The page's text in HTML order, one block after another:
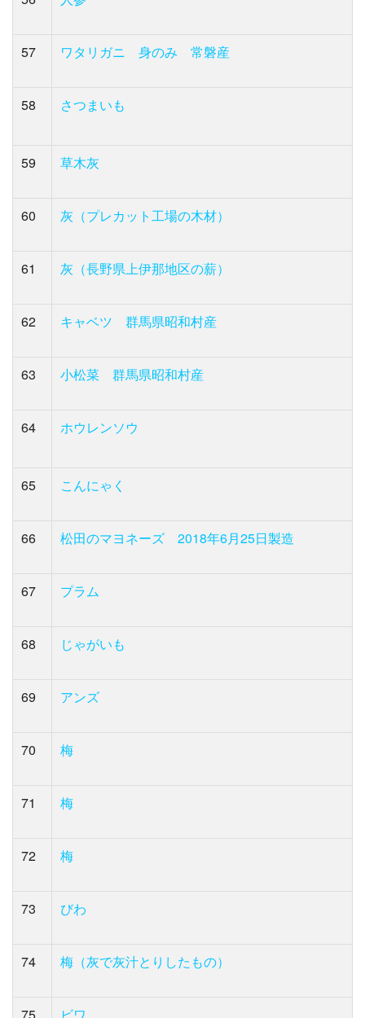
57 ワタリガニ 身のみ 常磐産
58 さつまいも
59 草木灰
60 灰（プレカット工場の木材）
61 灰（長野県上伊那地区の薪）
62 キャベツ 群馬県昭和村産
63 小松菜 群馬県昭和村産
64 ホウレンソウ
65 こんにゃく
66 松田のマヨネーズ 2018年6月25日製造
67 プラム
68 じゃがいも
69 アンズ
70 梅
71 梅
72 梅
73 びわ
74 梅（灰で灰汁とりしたもの）